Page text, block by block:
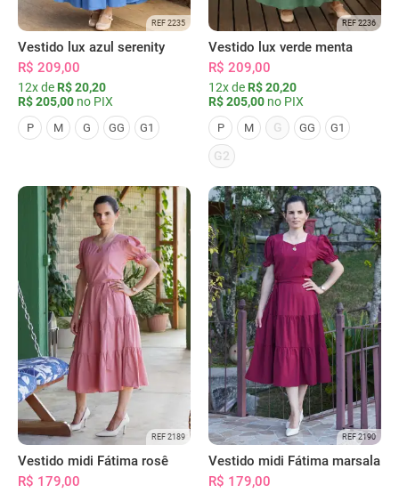
REF 2235
Vestido lux azul serenity
R$ 209,00
12x de R$ 20,20
R$ 205,00 no PIX
P M G GG G1
REF 2236
Vestido lux verde menta
R$ 209,00
12x de R$ 20,20
R$ 205,00 no PIX
P M G GG G1
G2
REF 2189
Vestido midi Fátima rosê
R$ 179,00
REF 2190
Vestido midi Fátima marsala
R$ 179,00